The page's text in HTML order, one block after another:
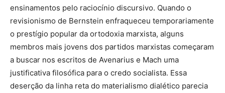
ensinamentos pelo raciocínio discursivo. Quando o
revisionismo de Bernstein enfraqueceu temporariamente
o prestígio popular da ortodoxia marxista, alguns
membros mais jovens dos partidos marxistas começaram
a buscar nos escritos de Avenarius e Mach uma
justificativa filosófica para o credo socialista. Essa
deserção da linha reta do materialismo dialético parecia